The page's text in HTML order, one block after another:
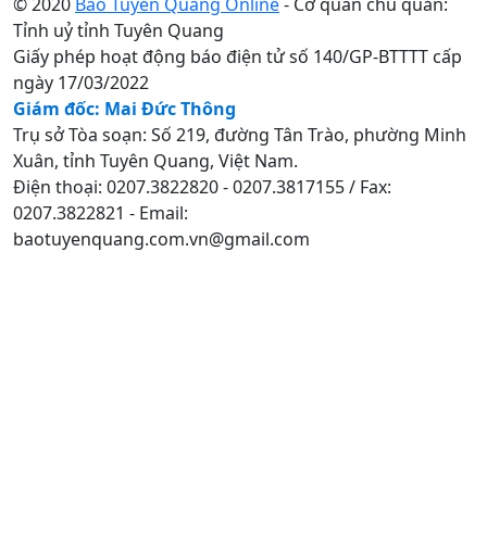
Tỉnh uỷ tỉnh Tuyên Quang
Giấy phép hoạt động báo điện tử số 140/GP-BTTTT cấp
ngày 17/03/2022
Giám đốc: Mai Đức Thông
Trụ sở Tòa soạn: Số 219, đường Tân Trào, phường Minh
Xuân, tỉnh Tuyên Quang, Việt Nam.
Điện thoại: 0207.3822820 - 0207.3817155 / Fax:
0207.3822821 - Email:
baotuyenquang.com.vn@gmail.com